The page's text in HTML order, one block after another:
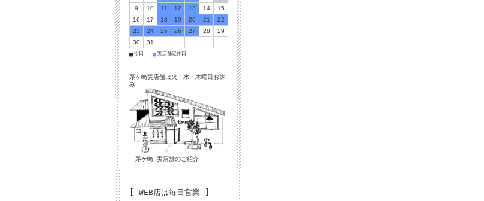
9
10 11 12 13 14
15
16
17 18 19 20 21
22
23
24 25 26 27 28
29
30
31
■ 今日 ■ 実店舗定休日
茅ヶ崎実店舗は火・水・木曜日お休
み
茅ケ崎 実店舗のご紹介
[ WEB店は毎日営業 ]